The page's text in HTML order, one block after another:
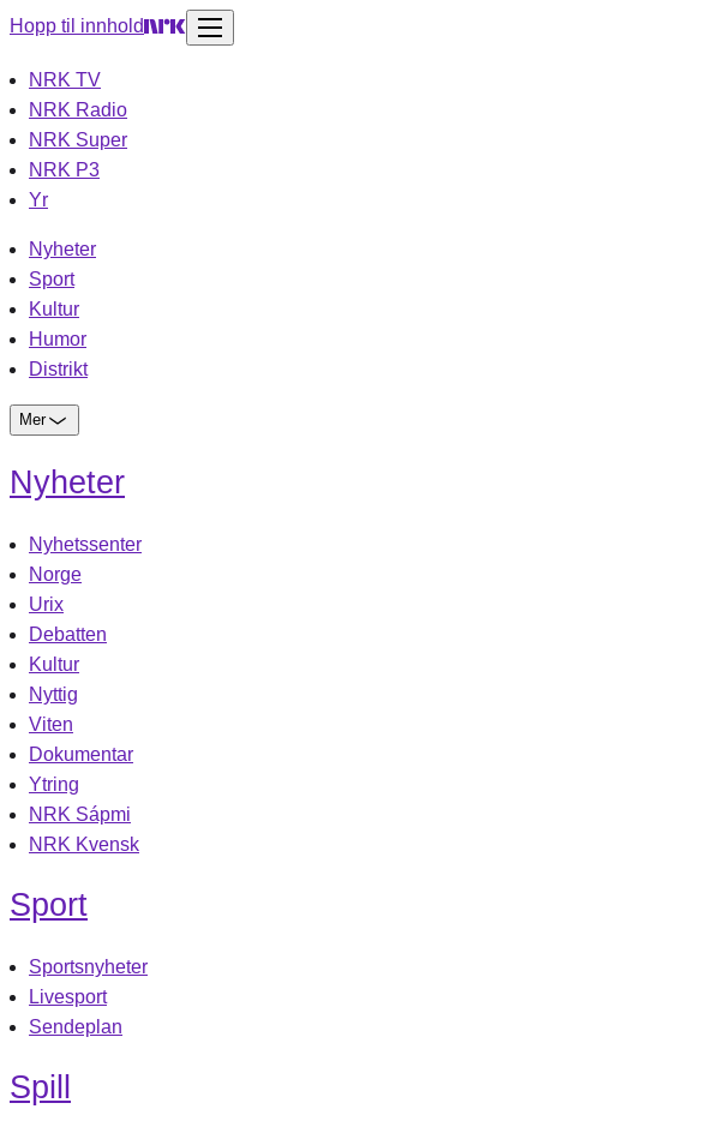
Hopp til innhold
NRK TV
NRK Radio
NRK Super
NRK P3
Yr
Nyheter
Sport
Kultur
Humor
Distrikt
Mer
Nyheter
Nyhetssenter
Norge
Urix
Debatten
Kultur
Nyttig
Viten
Dokumentar
Ytring
NRK Sápmi
NRK Kvensk
Sport
Sportsnyheter
Livesport
Sendeplan
Spill